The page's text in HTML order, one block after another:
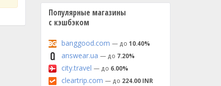
Популярные магазины
с кэшбэком
banggood.com — до 10.40%
answear.ua — до 7.20%
city.travel — до 6.00%
cleartrip.com — до 224.00 INR